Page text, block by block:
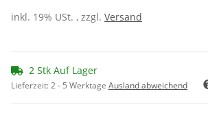
inkl. 19% USt. , zzgl. Versand
2 Stk Auf Lager
Lieferzeit:2 - 5 Werktage Ausland abweichend